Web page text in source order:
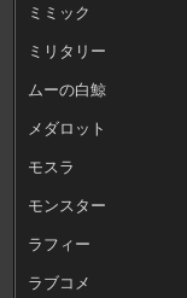
ミミック
ミリタリー
ムーの白鯨
メダロット
モスラ
モンスター
ラフィー
ラブコメ